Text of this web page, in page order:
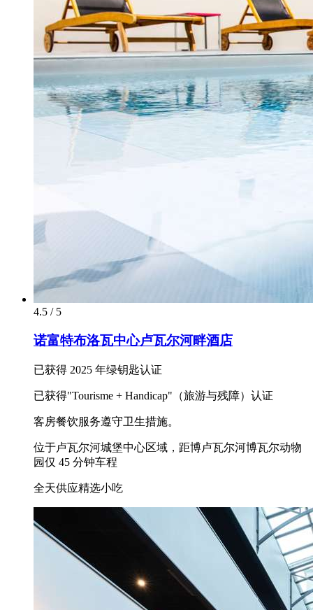
4.5 / 5
诺富特布洛瓦中心卢瓦尔河畔酒店
已获得 2025 年绿钥匙认证
已获得"Tourisme + Handicap"（旅游与残障）认证
客房餐饮服务遵守卫生措施。
位于卢瓦尔河城堡中心区域，距博卢瓦尔河博瓦尔动物
园仅 45 分钟车程
全天供应精选小吃